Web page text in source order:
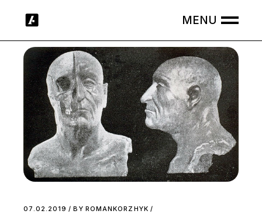
07.02.2019 BY ROMANKORZHYK